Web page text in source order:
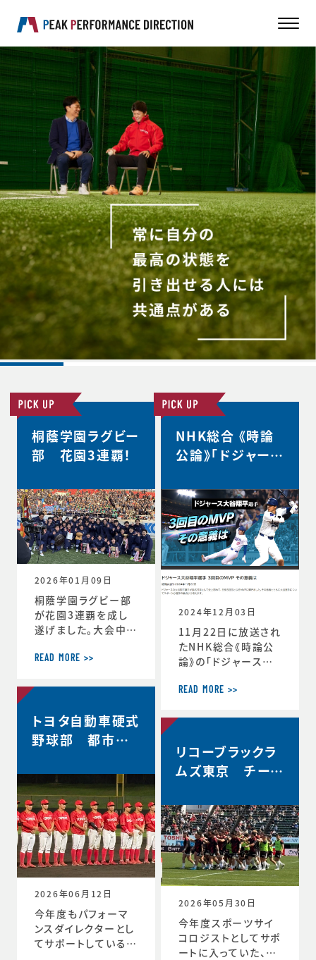
桐蔭学園ラグビー
部 花園3連覇！
2026年01月09日
桐蔭学園ラグビー部
が花園3連覇を成し
遂げました。大会中の
＜12月30日 2回戦
G＞ 振り返りミーテ
る。これまで蓄積した
ものタフなゲームで
やってみる。主観的な
う整理するか。翌日の
練習から次のステー
ジの自分と向かい合
おう。 ≪12月31日≫
桐蔭学園ラグビーフ
ァミリー。昨年の3年
生が花園初戦に駆け
つけてくれました。 あ
READ MORE >>
NHK総合 《時論
公論》「ドジャース
回目のMVP その
意義は」
2024年12月03日
11月22日に放送され
たNHK総合《時論公
論》の「ドジャース大
MVP その意義は」内
意義 “最高の自分”を
今シーズン大谷選手
の活躍が示唆したこ
と」のコーナーで、ス
からの分析が放送さ
れました。◆放送内容
はこちら↓https://
www.nhk.jp/p/ts/
4V23PRP3YR/epis
ode/te/QNX8MVR
GJW
READ MORE >>
トヨタ自動車硬式
野球部 都市対
場決定
2026年06月12日
今年度もパフォーマ
ンスダイレクターとし
てサポートしているト
リコーブラックラ
ムズ東京 チーム
2026年05月30日
今年度スポーツサイ
コロジストとしてサポ
ートに入っていた、リ